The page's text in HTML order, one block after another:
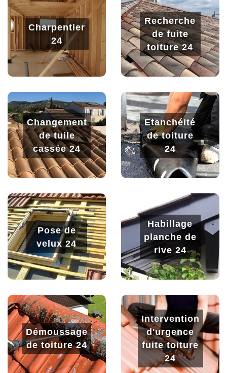
Charpentier
24
Recherche
de fuite
toiture 24
Changement
de tuile
cassée 24
Etanchéité
de toiture
24
Pose de
velux 24
Habillage
planche de
rive 24
Démoussage
de toiture 24
Intervention
d'urgence
fuite toiture
24